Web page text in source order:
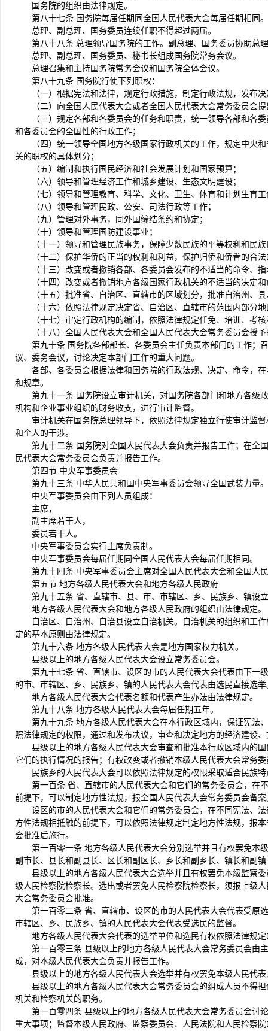
国务院的组织由法律规定。
第八十七条 国务院每届任期同全国人民代表大会每届任期相同。
总理、副总理、国务委员连续任职不得超过两届。
第八十八条 总理领导国务院的工作。副总理、国务委员协助总
总理、副总理、国务委员、秘书长组成国务院常务会议。
总理召集和主持国务院常务会议和国务院全体会议。
第八十九条 国务院行使下列职权：
（一）根据宪法和法律，规定行政措施，制定行政法规，发布
（二）向全国人民代表大会或者全国人民代表大会常务委员会
（三）规定各部和各委员会的任务和职责，统一领导各部和各
和各委员会的全国性的行政工作；
（四）统一领导全国地方各级国家行政机关的工作，规定中央
关的职权的具体划分；
（五）编制和执行国民经济和社会发展计划和国家预算；
（六）领导和管理经济工作和城乡建设、生态文明建设；
（七）领导和管理教育、科学、文化、卫生、体育和计划生育工
（八）领导和管理民政、公安、司法行政等工作；
（九）管理对外事务，同外国缔结条约和协定；
（十）领导和管理国防建设事业；
（十一）领导和管理民族事务，保障少数民族的平等权利和民
（十二）保护华侨的正当的权利和利益，保护归侨和侨眷的合
（十三）改变或者撤销各部、各委员会发布的不适当的命令、
（十四）改变或者撤销地方各级国家行政机关的不适当的决定
（十五）批准省、自治区、直辖市的区域划分，批准自治州、
（十六）依照法律规定决定省、自治区、直辖市的范围内部分
（十七）审定行政机构的编制，依照法律规定任免、培训、考
（十八）全国人民代表大会和全国人民代表大会常务委员会授
第九十条 国务院各部部长、各委员会主任负责本部门的工作；
议、委务会议，讨论决定本部门工作的重大问题。
各部、各委员会根据法律和国务院的行政法规、决定、命令，
和规章。
第九十一条 国务院设立审计机关，对国务院各部门和地方各级
机构和企业事业组织的财务收支，进行审计监督。
审计机关在国务院总理领导下，依照法律规定独立行使审计监
和个人的干涉。
第九十二条 国务院对全国人民代表大会负责并报告工作；在全
民代表大会常务委员会负责并报告工作。
第四节 中央军事委员会
第九十三条 中华人民共和国中央军事委员会领导全国武装力量。
中央军事委员会由下列人员组成：
主席，
副主席若干人，
委员若干人。
中央军事委员会实行主席负责制。
中央军事委员会每届任期同全国人民代表大会每届任期相同。
第九十四条 中央军事委员会主席对全国人民代表大会和全国人
第五节 地方各级人民代表大会和地方各级人民政府
第九十五条 省、直辖市、县、市、市辖区、乡、民族乡、镇设
地方各级人民代表大会和地方各级人民政府的组织由法律规定。
自治区、自治州、自治县设立自治机关。自治机关的组织和工
定的基本原则由法律规定。
第九十六条 地方各级人民代表大会是地方国家权力机关。
县级以上的地方各级人民代表大会设立常务委员会。
第九十七条 省、直辖市、设区的市的人民代表大会代表由下一
的市、市辖区、乡、民族乡、镇的人民代表大会代表由选民直接选举
地方各级人民代表大会代表名额和代表产生办法由法律规定。
第九十八条 地方各级人民代表大会每届任期五年。
第九十九条 地方各级人民代表大会在本行政区域内，保证宪法
照法律规定的权限，通过和发布决议，审查和决定地方的经济建设
县级以上的地方各级人民代表大会审查和批准本行政区域内的
它们的执行情况的报告；有权改变或者撤销本级人民代表大会常务
民族乡的人民代表大会可以依照法律规定的权限采取适合民族
第一百条 省、直辖市的人民代表大会和它们的常务委员会，在
前提下，可以制定地方性法规，报全国人民代表大会常务委员会备案
设区的市的人民代表大会和它们的常务委员会，在不同宪法、
方性法规相抵触的前提下，可以依照法律规定制定地方性法规，报
会批准后施行。
第一百零一条 地方各级人民代表大会分别选举并且有权罢免本
副市长、县长和副县长、区长和副区长、乡长和副乡长、镇长和副镇
县级以上的地方各级人民代表大会选举并且有权罢免本级监察
级人民检察院检察长。选出或者罢免人民检察院检察长，须报上级
大会常务委员会批准。
第一百零二条 省、直辖市、设区的市的人民代表大会代表受原
市辖区、乡、民族乡、镇的人民代表大会代表受选民的监督。
地方各级人民代表大会代表的选举单位和选民有权依照法律规
第一百零三条 县级以上的地方各级人民代表大会常务委员会由
成，对本级人民代表大会负责并报告工作。
县级以上的地方各级人民代表大会选举并有权罢免本级人民代
县级以上的地方各级人民代表大会常务委员会的组成人员不得
机关和检察机关的职务。
第一百零四条 县级以上的地方各级人民代表大会常务委员会讨
重大事项；监督本级人民政府、监察委员会、人民法院和人民检察